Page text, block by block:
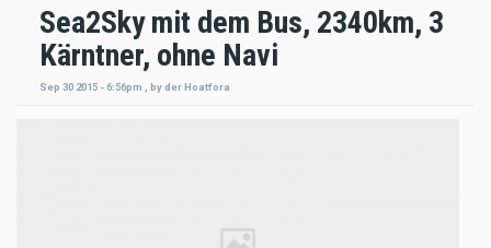
Sea2Sky mit dem Bus, 2340km, 3
Kärntner, ohne Navi
Sep 30 2015 - 6:56pm byder Hoatfora